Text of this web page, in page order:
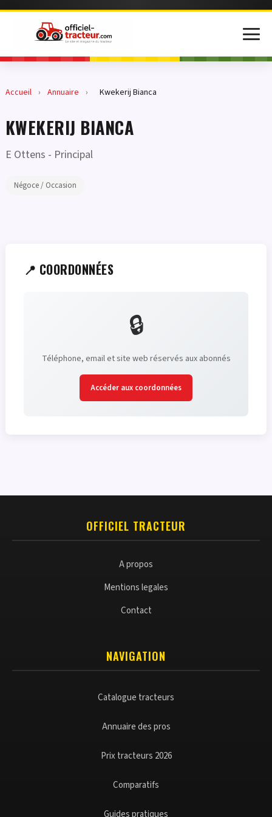
Accueil › Annuaire › Kwekerij Bianca
KWEKERIJ BIANCA
E Ottens - Principal
Négoce / Occasion
📍 COORDONNÉES
🔒
Téléphone, email et site web réservés aux abonnés
Accéder aux coordonnées
OFFICIEL TRACTEUR
A propos
Mentions legales
Contact
NAVIGATION
Catalogue tracteurs
Annuaire des pros
Prix tracteurs 2026
Comparatifs
Guides pratiques